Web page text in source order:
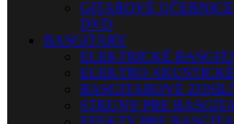
GITAROVÉ
DVD
BASGITARY
ELEKTRICKÉ
ELEKTRO
BASGITAROVÉ
STRUNY PRE